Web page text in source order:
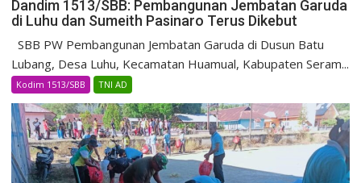
Dandim 1513/SBB: Pembangunan Jembatan Garuda
di Luhu dan Sumeith Pasinaro Terus Dikebut
SBB PW Pembangunan Jembatan Garuda di Dusun Batu
Lubang, Desa Luhu, Kecamatan Huamual, Kabupaten Seram...
Kodim 1513/SBB TNI AD